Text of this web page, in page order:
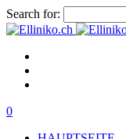
Search for:
0